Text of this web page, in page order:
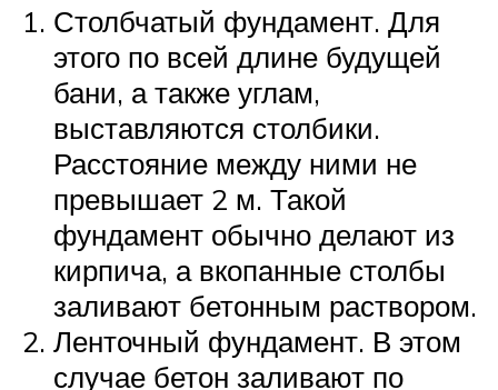
Столбчатый фундамент. Для
этого по всей длине будущей
бани, а также углам,
выставляются столбики.
Расстояние между ними не
превышает 2 м. Такой
фундамент обычно делают из
кирпича, а вкопанные столбы
заливают бетонным раствором.
Ленточный фундамент. В этом
случае бетон заливают по